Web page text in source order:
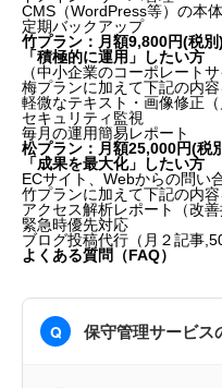
CMS（WordPress等）の本体
定期バックアップ
竹プラン：月額9,800円(税別)
「積極的に運用」したい方
（中小企業のコーポレート
梅プランに加えて下記の内容
軽微なテキスト・画像修正
セキュリティ監視
毎月の運用簡易レポート
松プラン：月額25,000円(税
「成果を最大化」したい方
ECサイト、Webからの問い
竹プランに加えて下記の内容
アクセス解析レポート（改善
緊急時優先対応
ブログ投稿代行（月２記事
よくある質問（FAQ）
Q 保守管理サービス